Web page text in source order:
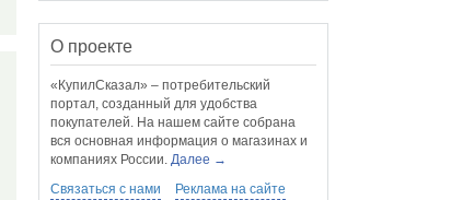
О проекте
«КупилСказал» – потребительский
портал, созданный для удобства
покупателей. На нашем сайте собрана
вся основная информация о магазинах и
компаниях России. Далее →
Связаться с нами
Реклама на сайте